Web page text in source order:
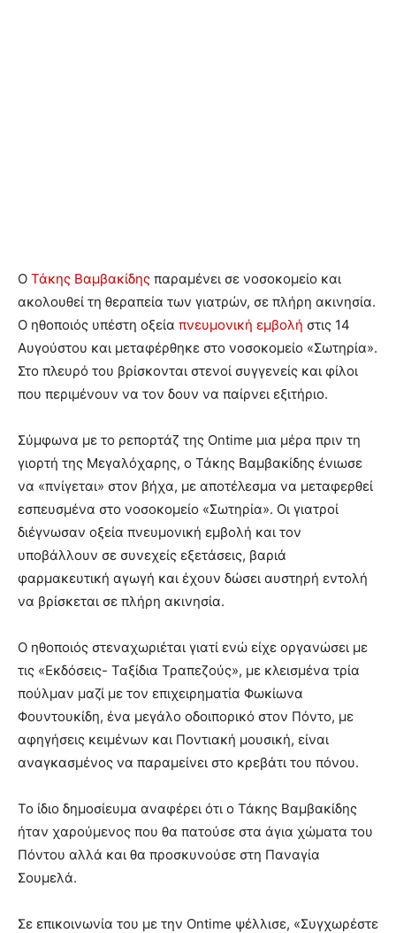
Ο Τάκης Βαμβακίδης παραμένει σε νοσοκομείο και
ακολουθεί τη θεραπεία των γιατρών, σε πλήρη ακινησία.
Ο ηθοποιός υπέστη οξεία πνευμονική εμβολή στις 14
Αυγούστου και μεταφέρθηκε στο νοσοκομείο «Σωτηρία».
Στο πλευρό του βρίσκονται στενοί συγγενείς και φίλοι
που περιμένουν να τον δουν να παίρνει εξιτήριο.
Σύμφωνα με το ρεπορτάζ της Ontime μια μέρα πριν τη
γιορτή της Μεγαλόχαρης, ο Τάκης Βαμβακίδης ένιωσε
να «πνίγεται» στον βήχα, με αποτέλεσμα να μεταφερθεί
εσπευσμένα στο νοσοκομείο «Σωτηρία». Οι γιατροί
διέγνωσαν οξεία πνευμονική εμβολή και τον
υποβάλλουν σε συνεχείς εξετάσεις, βαριά
φαρμακευτική αγωγή και έχουν δώσει αυστηρή εντολή
να βρίσκεται σε πλήρη ακινησία.
Ο ηθοποιός στεναχωριέται γιατί ενώ είχε οργανώσει με
τις «Εκδόσεις- Ταξίδια Τραπεζούς», με κλεισμένα τρία
πούλμαν μαζί με τον επιχειρηματία Φωκίωνα
Φουντουκίδη, ένα μεγάλο οδοιπορικό στον Πόντο, με
αφηγήσεις κειμένων και Ποντιακή μουσική, είναι
αναγκασμένος να παραμείνει στο κρεβάτι του πόνου.
Το ίδιο δημοσίευμα αναφέρει ότι ο Τάκης Βαμβακίδης
ήταν χαρούμενος που θα πατούσε στα άγια χώματα του
Πόντου αλλά και θα προσκυνούσε στη Παναγία
Σουμελά.
Σε επικοινωνία του με την Ontime ψέλλισε, «Συγχωρέστε